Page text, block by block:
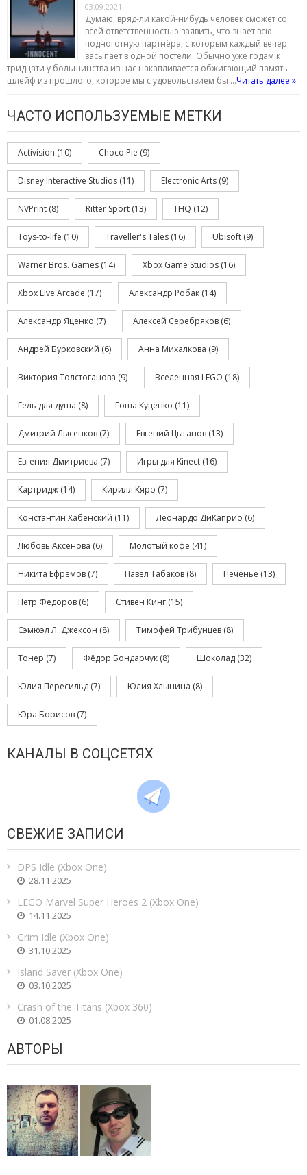
03.09.2021
Думаю, вряд-ли какой-нибудь человек сможет со
всей ответственностью заявить, что знает всю
подноготную партнёра, с которым каждый вечер
засыпает в одной постели. Обычно уже годам к
тридцати у большинства из нас накапливается обжигающий память
шлейф из прошлого, которое мы с удовольствием бы …Читать далее »
ЧАСТО ИСПОЛЬЗУЕМЫЕ МЕТКИ
Activision (10) Choco Pie (9)
Disney Interactive Studios (11) Electronic Arts (9)
NVPrint (8) Ritter Sport (13) THQ (12)
Toys-to-life (10) Traveller's Tales (16) Ubisoft (9)
Warner Bros. Games (14) Xbox Game Studios (16)
Xbox Live Arcade (17) Александр Робак (14)
Александр Яценко (7) Алексей Серебряков (6)
Андрей Бурковский (6) Анна Михалкова (9)
Виктория Толстоганова (9) Вселенная LEGO (18)
Гель для душа (8) Гоша Куценко (11)
Дмитрий Лысенков (7) Евгений Цыганов (13)
Евгения Дмитриева (7) Игры для Kinect (16)
Картридж (14) Кирилл Кяро (7)
Константин Хабенский (11) Леонардо ДиКаприо (6)
Любовь Аксенова (6) Молотый кофе (41)
Никита Ефремов (7) Павел Табаков (8) Печенье (13)
Пётр Фёдоров (6) Стивен Кинг (15)
Сэмюэл Л. Джексон (8) Тимофей Трибунцев (8)
Тонер (7) Фёдор Бондарчук (8) Шоколад (32)
Юлия Пересильд (7) Юлия Хлынина (8)
Юра Борисов (7)
КАНАЛЫ В СОЦСЕТЯХ
СВЕЖИЕ ЗАПИСИ
DPS Idle (Xbox One)
28.11.2025
LEGO Marvel Super Heroes 2 (Xbox One)
14.11.2025
Grim Idle (Xbox One)
31.10.2025
Island Saver (Xbox One)
03.10.2025
Crash of the Titans (Xbox 360)
01.08.2025
АВТОРЫ